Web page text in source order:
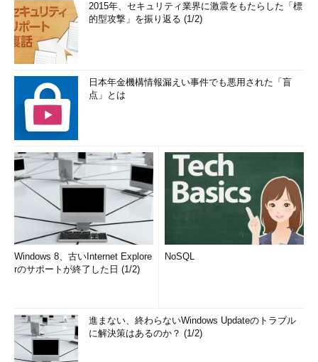
2015年、セキュリティ業界に激震をもたらした「標
的型攻撃」を振り返る (1/2)
日本年金機構情報漏えい事件でも悪用された「盲
点」とは
Windows 8、古いInternet Explore
rのサポートが終了した日 (1/2)
NoSQL
進まない、終わらないWindows Updateのトラブル
に解決策はあるのか？ (1/2)